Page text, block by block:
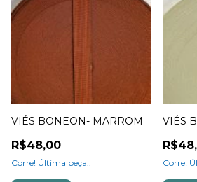
VIÉS BONEON- MARROM
R$48,00
Corre! Última peça..
VIÉS
Corre!